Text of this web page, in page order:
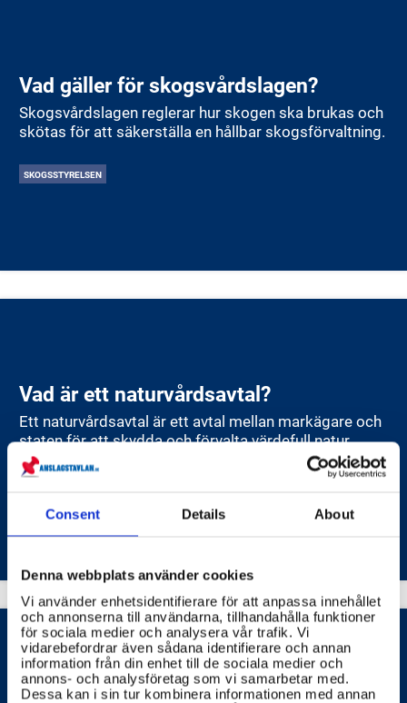
Consent Details About
Denna webbplats använder cookies
Vi använder enhetsidentifierare för att anpassa innehållet
och annonserna till användarna, tillhandahålla funktioner
för sociala medier och analysera vår trafik. Vi
vidarebefordrar även sådana identifierare och annan
information från din enhet till de sociala medier och
annons- och analysföretag som vi samarbetar med.
Dessa kan i sin tur kombinera informationen med annan
Vad gäller för skogsvårdslagen?
Skogsvårdslagen reglerar hur skogen ska brukas och
skötas för att säkerställa en hållbar skogsförvaltning.
SKOGSSTYRELSEN
Vad är ett naturvårdsavtal?
Ett naturvårdsavtal är ett avtal mellan markägare och
staten för att skydda och förvalta värdefull natur.
Vilken hjälp finns för att hantera och
bekämpa skadedjur och växtsjukdomar